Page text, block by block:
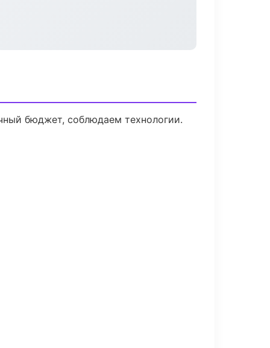
бюджет, соблюдаем технологии.